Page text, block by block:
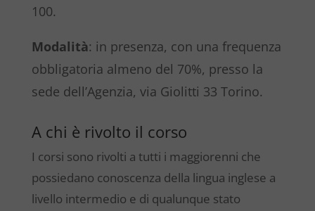
100.
Modalità: in presenza, con una frequenza
obbligatoria almeno del 70%, presso la
sede dell’Agenzia, via Giolitti 33 Torino.
A chi è rivolto il corso
I corsi sono rivolti a tutti i maggiorenni che
possiedano conoscenza della lingua inglese a
livello intermedio e di qualunque stato